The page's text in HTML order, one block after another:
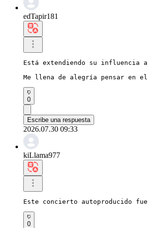
edTapir181
Está extendiendo su influencia
Me llena de alegría pensar en
0
Escribe una respuesta
2026.07.30 09:33
kiLlama977
Este concierto autoproducido
0